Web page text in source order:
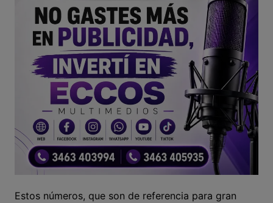
Estos números, que son de referencia para gran